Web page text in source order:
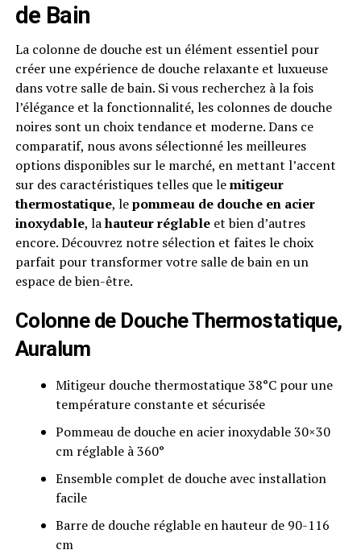
de Bain
La colonne de douche est un élément essentiel pour
créer une expérience de douche relaxante et luxueuse
dans votre salle de bain. Si vous recherchez à la fois
l’élégance et la fonctionnalité, les colonnes de douche
noires sont un choix tendance et moderne. Dans ce
comparatif, nous avons sélectionné les meilleures
options disponibles sur le marché, en mettant l’accent
sur des caractéristiques telles que lemitigeur
thermostatique, lepommeau de douche en acier
inoxydable, lahauteur réglableet bien d’autres
encore. Découvrez notre sélection et faites le choix
parfait pour transformer votre salle de bain en un
espace de bien-être.
Colonne de Douche Thermostatique,
Auralum
Mitigeur douche thermostatique 38°C pour une
température constante et sécurisée
Pommeau de douche en acier inoxydable 30×30
cm réglable à 360°
Ensemble complet de douche avec installation
facile
Barre de douche réglable en hauteur de 90-116
cm